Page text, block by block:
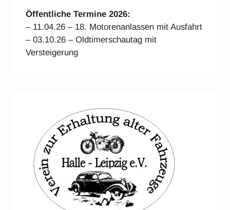
Öffentliche Termine 2026:
– 11.04.26 – 18. Motorenanlassen mit Ausfahrt
– 03.10.26 – Oldtimerschautag mit
Versteigerung